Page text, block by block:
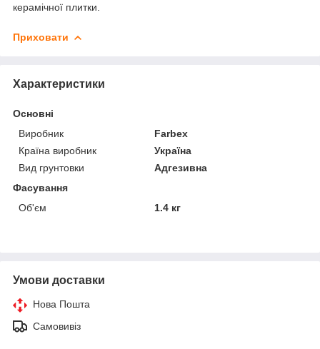
керамічної плитки.
Приховати
Характеристики
Основні
Виробник
Farbex
Країна виробник
Україна
Вид грунтовки
Адгезивна
Фасування
Об'єм
1.4 кг
Умови доставки
Нова Пошта
Самовивіз